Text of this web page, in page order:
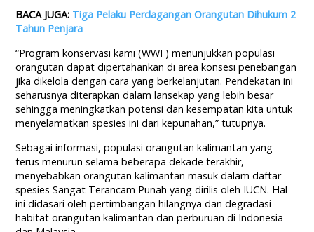
BACA JUGA: Tiga Pelaku Perdagangan Orangutan Dihukum 2
Tahun Penjara
“Program konservasi kami (WWF) menunjukkan populasi
orangutan dapat dipertahankan di area konsesi penebangan
jika dikelola dengan cara yang berkelanjutan. Pendekatan ini
seharusnya diterapkan dalam lansekap yang lebih besar
sehingga meningkatkan potensi dan kesempatan kita untuk
menyelamatkan spesies ini dari kepunahan,” tutupnya.
Sebagai informasi, populasi orangutan kalimantan yang
terus menurun selama beberapa dekade terakhir,
menyebabkan orangutan kalimantan masuk dalam daftar
spesies Sangat Terancam Punah yang dirilis oleh IUCN. Hal
ini didasari oleh pertimbangan hilangnya dan degradasi
habitat orangutan kalimantan dan perburuan di Indonesia